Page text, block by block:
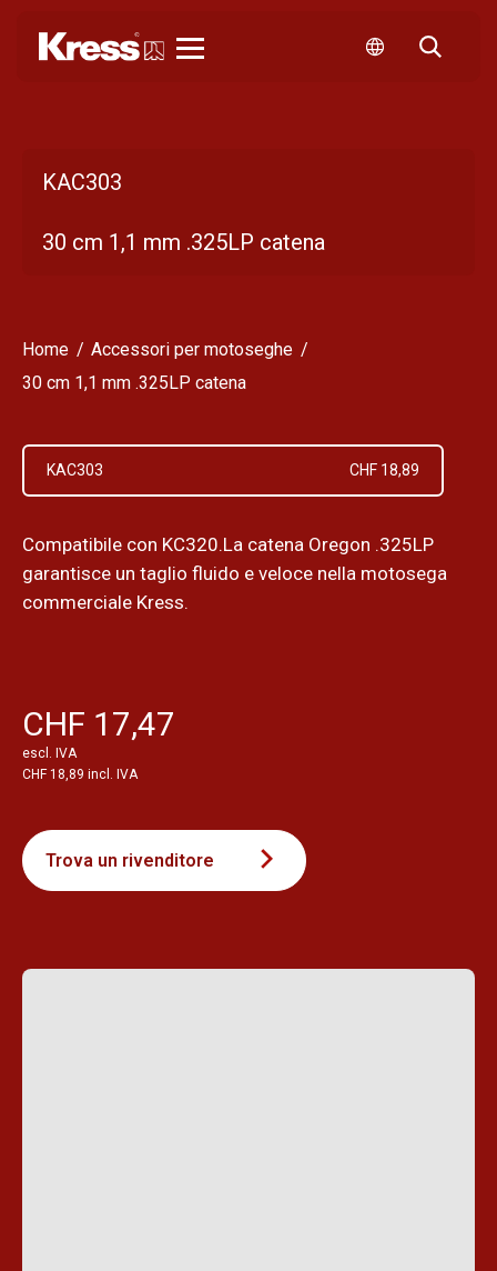
KAC303
30 cm 1,1 mm .325LP catena
Home
Accessori per motoseghe
30 cm 1,1 mm .325LP catena
KAC303 CHF 18,89
Compatibile con KC320.La catena Oregon .325LP
garantisce un taglio fluido e veloce nella motosega
commerciale Kress.
CHF 17,47
escl. IVA
CHF 18,89 incl. IVA
Trova un rivenditore